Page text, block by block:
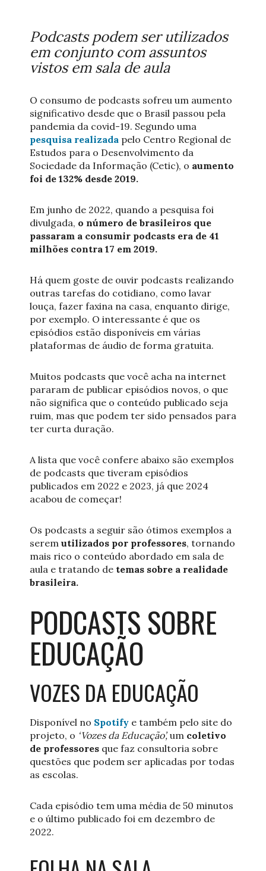
Podcasts podem ser utilizados
em conjunto com assuntos
vistos em sala de aula
O consumo de podcasts sofreu um aumento
significativo desde que o Brasil passou pela
pandemia da covid-19. Segundo uma
pesquisa realizada pelo Centro Regional de
Estudos para o Desenvolvimento da
Sociedade da Informação (Cetic), o aumento
foi de 132% desde 2019.
Em junho de 2022, quando a pesquisa foi
divulgada, o número de brasileiros que
passaram a consumir podcasts era de 41
milhões contra 17 em 2019.
Há quem goste de ouvir podcasts realizando
outras tarefas do cotidiano, como lavar
louça, fazer faxina na casa, enquanto dirige,
por exemplo. O interessante é que os
episódios estão disponíveis em várias
plataformas de áudio de forma gratuita.
Muitos podcasts que você acha na internet
pararam de publicar episódios novos, o que
não significa que o conteúdo publicado seja
ruim, mas que podem ter sido pensados para
ter curta duração.
A lista que você confere abaixo são exemplos
de podcasts que tiveram episódios
publicados em 2022 e 2023, já que 2024
acabou de começar!
Os podcasts a seguir são ótimos exemplos a
serem utilizados por professores, tornando
mais rico o conteúdo abordado em sala de
aula e tratando de temas sobre a realidade
brasileira.
PODCASTS SOBRE
EDUCAÇÃO
VOZES DA EDUCAÇÃO
Disponível no Spotify e também pelo site do
projeto, o ‘Vozes da Educação’, um coletivo
de professores que faz consultoria sobre
questões que podem ser aplicadas por todas
as escolas.
Cada episódio tem uma média de 50 minutos
e o último publicado foi em dezembro de
2022.